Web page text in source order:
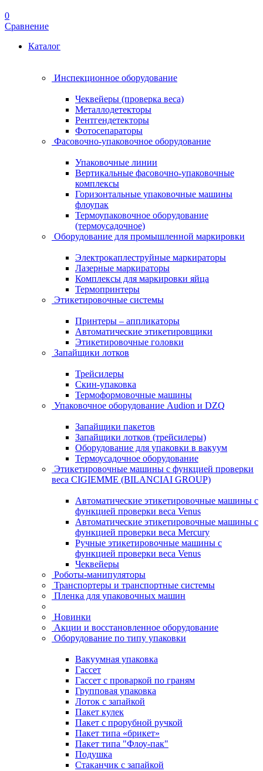
0
Сравнение
Каталог
Инспекционное оборудование
Чеквейеры (проверка веса)
Металлодетекторы
Рентгендетекторы
Фотосепараторы
Фасовочно-упаковочное оборудование
Упаковочные линии
Вертикальные фасовочно-упаковочные
комплексы
Горизонтальные упаковочные машины
флоупак
Термоупаковочное оборудование
(термоусадочное)
Оборудование для промышленной маркировки
Электрокаплеструйные маркираторы
Лазерные маркираторы
Комплексы для маркировки яйца
Термопринтеры
Этикетировочные системы
Принтеры – аппликаторы
Автоматические этикетировщики
Этикетировочные головки
Запайщики лотков
Трейсилеры
Скин-упаковка
Термоформовочные машины
Упаковочное оборудование Audion и DZQ
Запайщики пакетов
Запайщики лотков (трейсилеры)
Оборудование для упаковки в вакуум
Термоусадочное оборудование
Этикетировочные машины с функцией проверки
веса CIGIEMME (BILANCIAI GROUP)
Автоматические этикетировочные машины с
функцией проверки веса Venus
Автоматические этикетировочные машины с
функцией проверки веса Mercury
Ручные этикетировочные машины с
функцией проверки веса Venus
Чеквейеры
Роботы-манипуляторы
Транспортеры и транспортные системы
Пленка для упаковочных машин
Новинки
Акции и восстановленное оборудование
Оборудование по типу упаковки
Вакуумная упаковка
Гассет
Гассет с проваркой по граням
Групповая упаковка
Лоток с запайкой
Пакет кулек
Пакет с прорубной ручкой
Пакет типа «брикет»
Пакет типа "Флоу-пак"
Подушка
Стаканчик с запайкой